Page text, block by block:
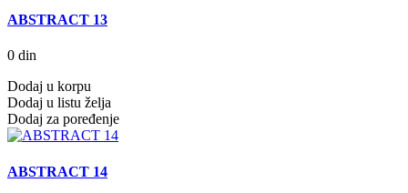
ABSTRACT 13
0 din
Dodaj u korpu
Dodaj u listu želja
Dodaj za poređenje
ABSTRACT 14